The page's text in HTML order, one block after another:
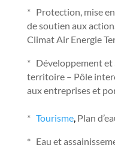
* Protection, mise
de soutien aux
Climat Air Energie
* Développement
territoire – Pôle
aux entreprises et
* Tourisme, Plan
* Eau et